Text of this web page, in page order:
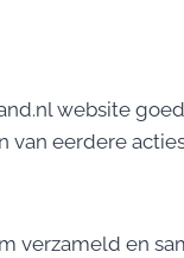
website
eerdere
verzameld en